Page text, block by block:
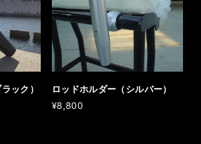
ック）
ロッドホルダー（シルバー）
¥8,800